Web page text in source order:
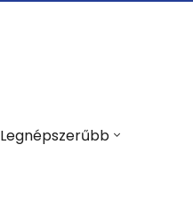
Legnépszerűbb